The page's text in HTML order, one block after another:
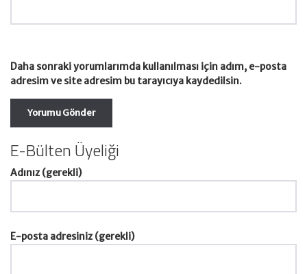
Daha sonraki yorumlarımda kullanılması için adım, e-posta
adresim ve site adresim bu tarayıcıya kaydedilsin.
E-Bülten Üyeliği
Adınız (gerekli)
E-posta adresiniz (gerekli)